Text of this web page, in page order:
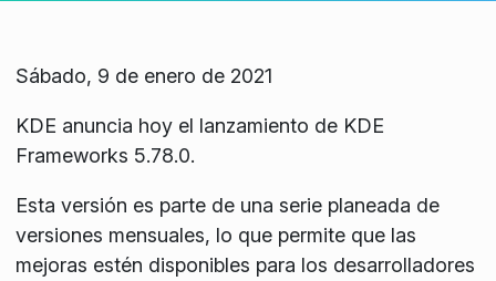
Sábado, 9 de enero de 2021
KDE anuncia hoy el lanzamiento de KDE
Frameworks 5.78.0.
Esta versión es parte de una serie planeada de
versiones mensuales, lo que permite que las
mejoras estén disponibles para los desarrolladores